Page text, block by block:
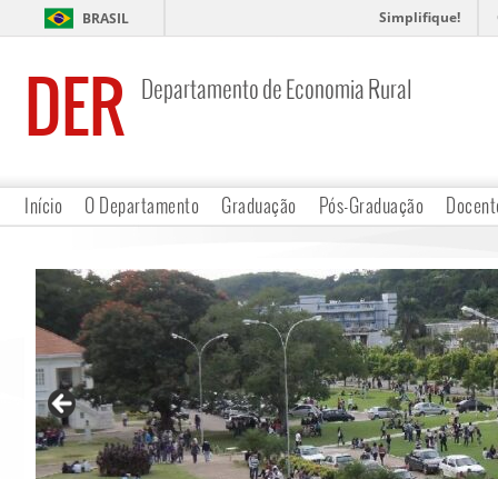
BRASIL Simplifique!
DER Departamento de Economia Rural
Início O Departamento Graduação Pós-Graduação